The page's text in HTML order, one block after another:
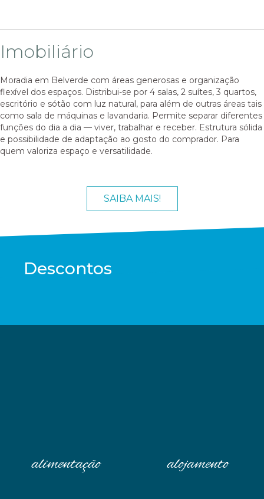
Imobiliário
Moradia em Belverde com áreas generosas e organização
flexível dos espaços. Distribui-se por 4 salas, 2 suítes, 3 quartos,
escritório e sótão com luz natural, para além de outras áreas tais
como sala de máquinas e lavandaria. Permite separar diferentes
funções do dia a dia — viver, trabalhar e receber. Estrutura sólida
e possibilidade de adaptação ao gosto do comprador. Para
quem valoriza espaço e versatilidade.
SAIBA MAIS!
Descontos
alimentação alojamento